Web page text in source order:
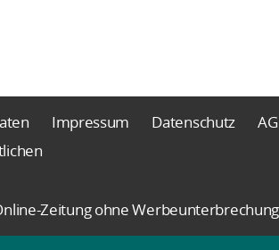
Impressum Datenschutz
Zeitung ohne